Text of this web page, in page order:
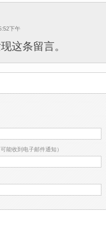
下午
这条留言。
能收到电子邮件通知）